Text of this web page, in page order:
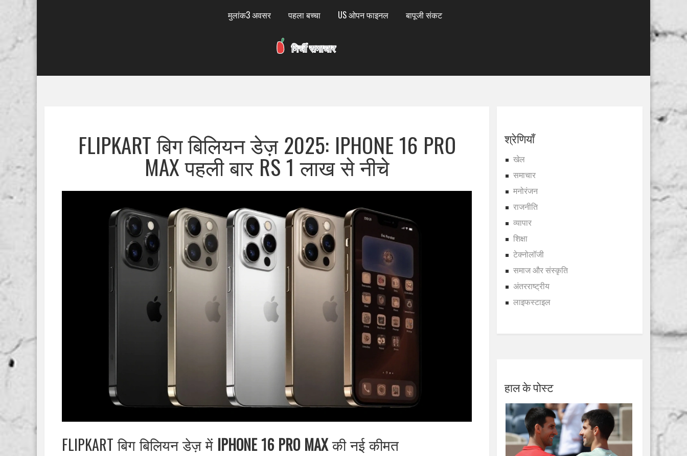
मुलांक3 अवसर पहला बच्चा US ओपन फाइनल बापूजी संकट
FLIPKART बिग बिलियन डेज़ 2025: IPHONE 16 PRO
MAX पहली बार RS 1 लाख से नीचे
FLIPKART बिग बिलियन डेज़ में IPHONE 16 PRO MAXकी नई कीमत
श्रेणियाँ
खेल
समाचार
मनोरंजन
राजनीति
व्यापार
शिक्षा
टेक्नोलॉजी
समाज और संस्कृति
अंतरराष्ट्रीय
लाइफस्टाइल
हाल के पोस्ट